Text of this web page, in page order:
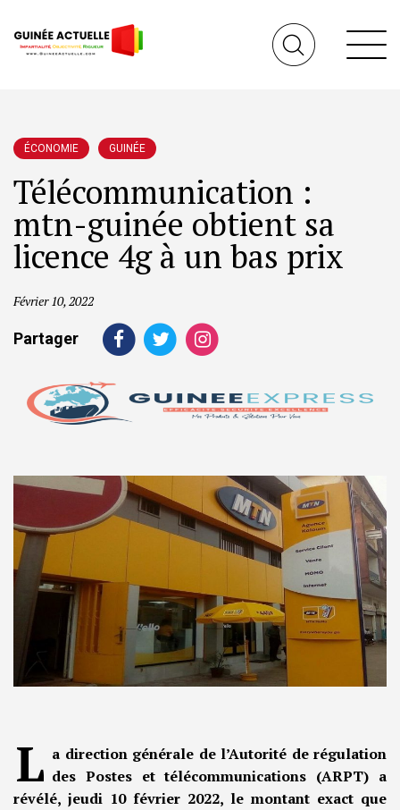
ÉCONOMIE GUINÉE
Télécommunication :
mtn-guinée obtient sa
licence 4g à un bas prix
Février 10, 2022
Partager
L a direction générale de l’Autorité de régulation
des Postes et télécommunications (ARPT) a
révélé, jeudi 10 février 2022, le montant exact que